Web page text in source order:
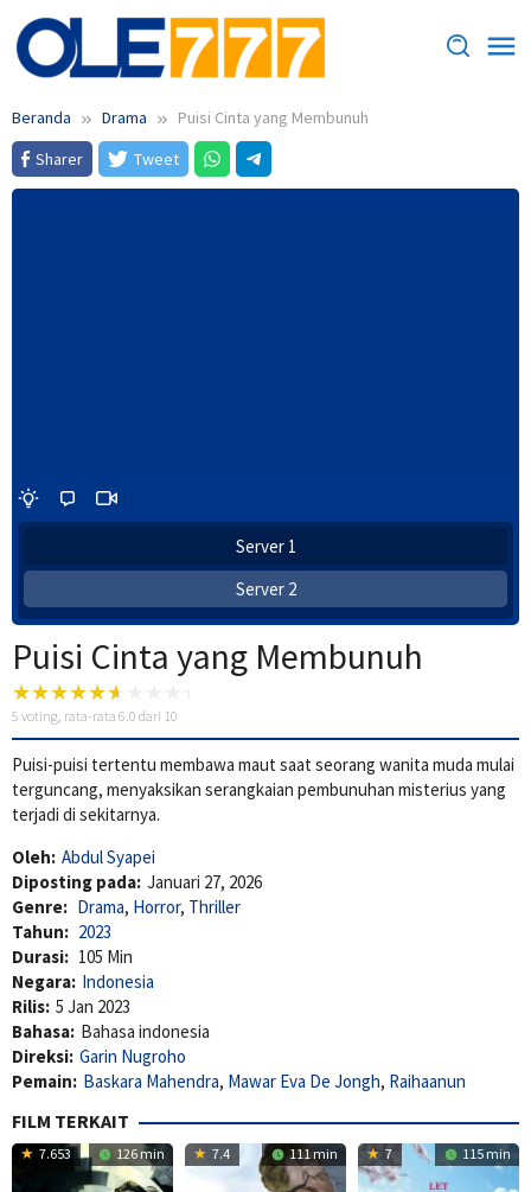
Loncat
ke
konten
Beranda Drama
Puisi Cinta yang Membunuh
Sharer
Tweet
Server 1
Server 2
Puisi Cinta yang Membunuh
5 voting, rata-rata 6.0 dari 10
Puisi-puisi tertentu membawa maut saat seorang wanita muda mulai
terguncang, menyaksikan serangkaian pembunuhan misterius yang
terjadi di sekitarnya.
Oleh: Abdul Syapei
Diposting pada: Januari 27, 2026
Genre: Drama, Horror, Thriller
Tahun: 2023
Durasi: 105 Min
Negara: Indonesia
Rilis: 5 Jan 2023
Bahasa: Bahasa indonesia
Direksi: Garin Nugroho
Pemain: Baskara Mahendra, Mawar Eva De Jongh, Raihaanun
FILM TERKAIT
7.653 126 min 7.4 111 min 7 115 min